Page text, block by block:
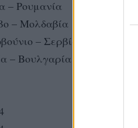
– Ρουμανία
– Μολδαβία
– Σερβία
– Βουλγαρία